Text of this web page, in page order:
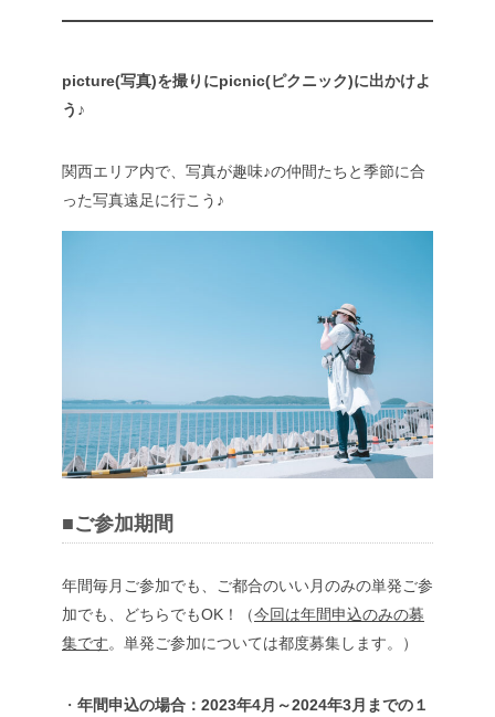
picture(写真)を撮りにpicnic(ピクニック)に出かけよ
う♪
関西エリア内で、写真が趣味♪の仲間たちと季節に合
った写真遠足に行こう♪
■ご参加期間
年間毎月ご参加でも、ご都合のいい月のみの単発ご参
加でも、どちらでもOK！（今回は年間申込のみの募
集です。単発ご参加については都度募集します。）
・ 年間申込の場合：2023年4月～2024年3月までの１